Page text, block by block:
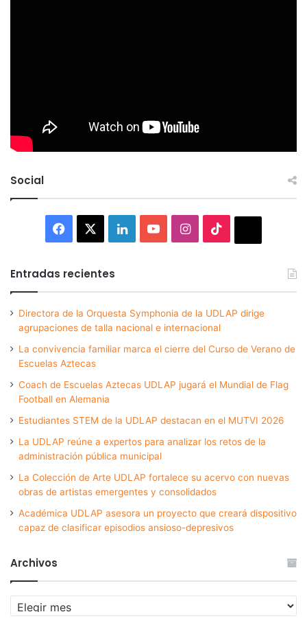
Social
Facebook LinkedInYouTubeInstagram
Entradas recientes
Directora de la Orquesta Symphonia de la UDLAP dirige
agrupaciones de talla nacional e internacional
La convivencia familiar marca el cierre del Curso de Verano de
Escuelas Aztecas
Coach de Escuelas Aztecas UDLAP jugará el Mundial de Flag
Football en Alemania
Estudiantes STEM de la UDLAP destacan en el MUTVI 2026
La UDLAP reúne a expertos para analizar los retos de la
administración pública municipal
La Colección de Arte UDLAP fortalece su acervo con nuevas
obras de artistas emergentes y consolidados
Académica UDLAP asesora un proyecto que creará dispositivo
capaz de clasificar episodios ansioso-depresivos
Archivos
Archivos